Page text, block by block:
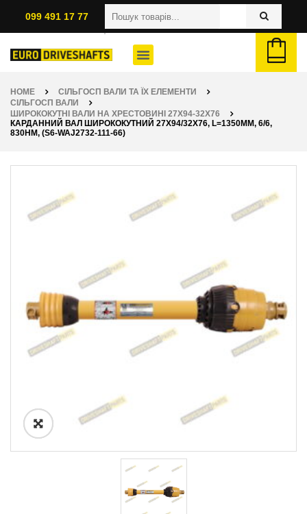
099 491 17 77
HOME
СІЛЬГОСП ВАЛИ ТА ЇХ ЕЛЕМЕНТИ
СІЛЬГОСП ВАЛИ
ШИРОКОКУТНІ ВАЛИ НА ХРЕСТОВИНІ 27Х94-32Х76
КАРДАННИЙ ВАЛ ШИРОКОКУТНИЙ 27Х94/32Х76, L=1350ММ, 6/6,
830НМ, (S6-WAJ2732-111-66)